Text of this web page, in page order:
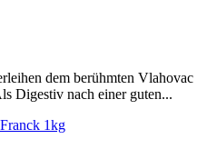
dem berühmten Vlahovac
Digestiv nach einer guten...